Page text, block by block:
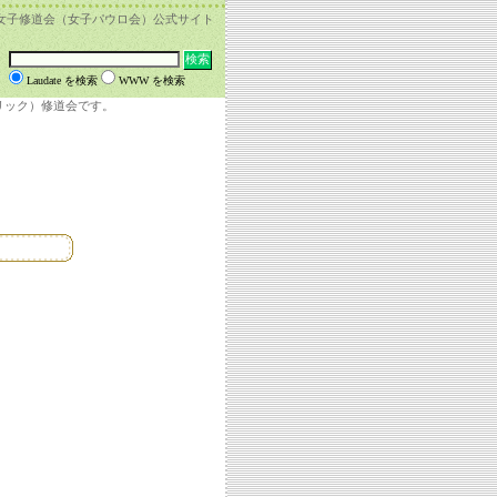
子修道会（女子パウロ会）公式サイト
Laudate を検索 WWW を検索
ク）修道会です。